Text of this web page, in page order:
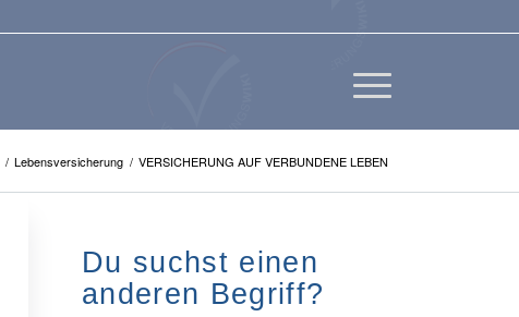
/ Lebensversicherung / VERSICHERUNG AUF VERBUNDENE LEBEN
Du suchst einen
anderen Begriff?